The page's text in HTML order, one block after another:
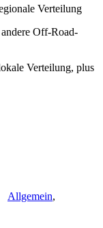
Verteilung
Off-Road-
Verteilung, plus
Allgemein,